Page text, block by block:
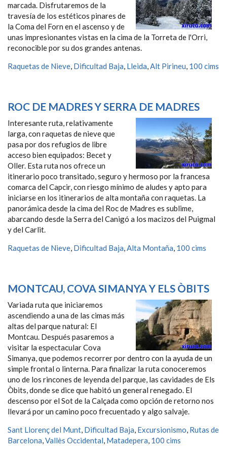
marcada. Disfrutaremos de la
travesía de los estéticos pinares de
la Coma del Forn en el ascenso y de
unas impresionantes vistas en la cima de la Torreta de l'Orri,
reconocible por su dos grandes antenas.
Raquetas de Nieve, Dificultad Baja, Lleida,Alt Pirineu, 100 cims
ROC DE MADRES Y SERRA DE MADRES
Interesante ruta, relativamente
larga, con raquetas de nieve que
pasa por dos refugios de libre
acceso bien equipados: Becet y
Oller. Esta ruta nos ofrece un
itinerario poco transitado, seguro y hermoso por la francesa
comarca del Capcir, con riesgo mínimo de aludes y apto para
iniciarse en los itinerarios de alta montaña con raquetas. La
panorámica desde la cima del Roc de Madres es sublime,
abarcando desde la Serra del Canigó a los macizos del Puigmal
y del Carlit.
Raquetas de Nieve, Dificultad Baja,Alta Montaña, 100 cims
MONTCAU, COVA SIMANYA Y ELS ÒBITS
Variada ruta que iniciaremos
ascendiendo a una de las cimas más
altas del parque natural: El
Montcau. Después pasaremos a
visitar la espectacular Cova
Simanya, que podemos recorrer por dentro con la ayuda de un
simple frontal o linterna. Para finalizar la ruta conoceremos
uno de los rincones de leyenda del parque, las cavidades de Els
Òbits, donde se dice que habitó un general renegado. El
descenso por el Sot de la Calçada como opción de retorno nos
llevará por un camino poco frecuentado y algo salvaje.
Sant Llorenç del Munt, Dificultad Baja, Excursionismo, Rutas de
Barcelona,Vallès Occidental, Matadepera, 100 cims